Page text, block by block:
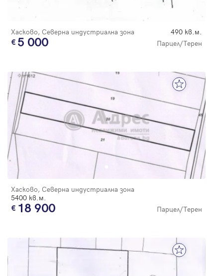
Хасково, Северна индустриална зона 490 кв.м.
5 000 Парцел/Терен
Хасково, Северна индустриална зона
5400 кв.м.
18 900 Парцел/Терен